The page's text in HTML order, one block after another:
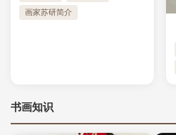
画家苏研简介
书画知识